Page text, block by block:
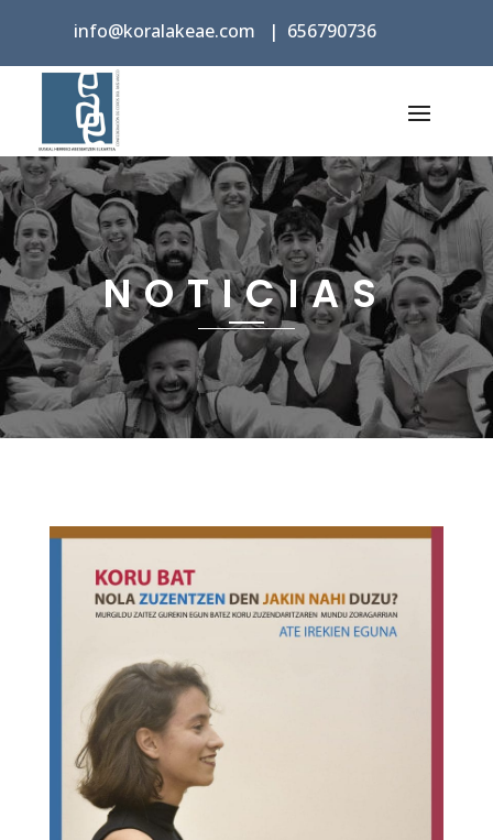
info@koralakeae.com | 656790736
NOTICIAS